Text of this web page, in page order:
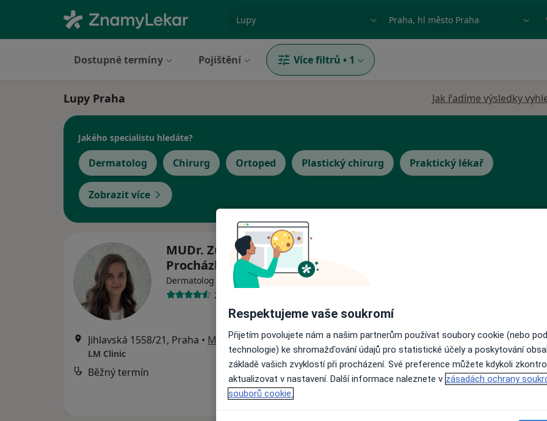
Město nebo region
Dostupné termíny Pojištění Více filtrů • 1
Lupy Praha Jak řadíme výsledky
Jakého specialistu hledáte?
Dermatolog Chirurg Ortoped Plastický chirurg Praktický lékař
Zobrazit více
MUDr. Zuzana
Procházková
Dermatolog Více
24 názorů
Jihlavská 1558/21, Praha • Mapa
LM Clinic
Běžný termín 3 800 Kč
Respektujeme vaše soukromí
Přijetím povolujete nám a našim partnerům používat soubory cookie (nebo
technologie) ke shromažďování údajů pro statistické účely a poskytování
základě vašich zvyklostí při procházení. Své preference můžete kdykoli
aktualizovat v nastavení. Další informace naleznete v zásadách ochrany
souborů cookie.